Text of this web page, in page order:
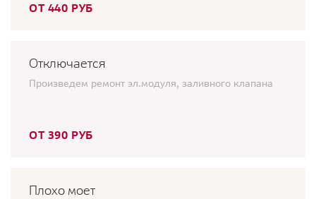
ОТ 440 РУБ
Отключается
Произведем ремонт эл.модуля, заливного клапана
ОТ 390 РУБ
Плохо моет